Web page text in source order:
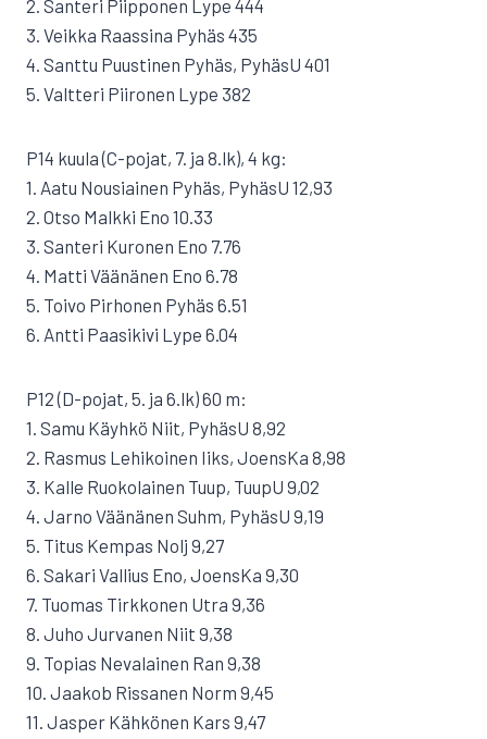
2. Santeri Piipponen Lype 444
3. Veikka Raassina Pyhäs 435
4. Santtu Puustinen Pyhäs, PyhäsU 401
5. Valtteri Piironen Lype 382
P14 kuula (C-pojat, 7. ja 8.lk), 4 kg:
1. Aatu Nousiainen Pyhäs, PyhäsU 12,93
2. Otso Malkki Eno 10.33
3. Santeri Kuronen Eno 7.76
4. Matti Väänänen Eno 6.78
5. Toivo Pirhonen Pyhäs 6.51
6. Antti Paasikivi Lype 6.04
P12 (D-pojat, 5. ja 6.lk) 60 m:
1. Samu Käyhkö Niit, PyhäsU 8,92
2. Rasmus Lehikoinen Iiks, JoensKa 8,98
3. Kalle Ruokolainen Tuup, TuupU 9,02
4. Jarno Väänänen Suhm, PyhäsU 9,19
5. Titus Kempas Nolj 9,27
6. Sakari Vallius Eno, JoensKa 9,30
7. Tuomas Tirkkonen Utra 9,36
8. Juho Jurvanen Niit 9,38
9. Topias Nevalainen Ran 9,38
10. Jaakob Rissanen Norm 9,45
11. Jasper Kähkönen Kars 9,47